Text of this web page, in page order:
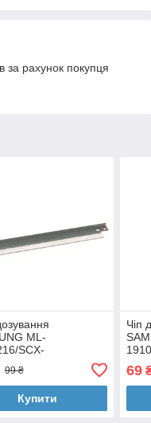
за рахунок покупця
ML-
SCX-
VE AHK
99 ₴
Купити
Чіп
69